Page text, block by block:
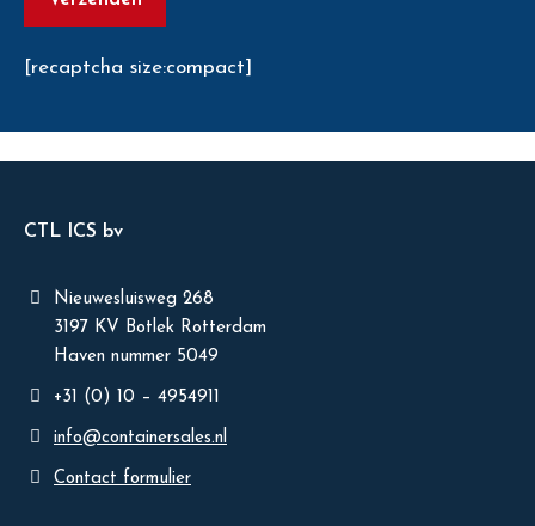
[recaptcha size:compact]
CTL ICS bv
Nieuwesluisweg 268
3197 KV Botlek Rotterdam
Haven nummer 5049
+31 (0) 10 – 4954911
info@containersales.nl
Contact formulier